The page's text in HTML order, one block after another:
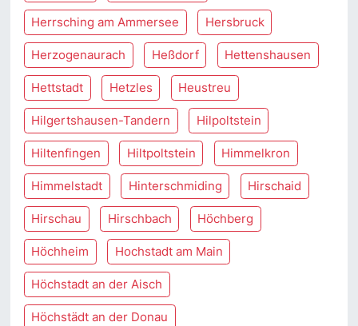
Herrsching am Ammersee Hersbruck
Herzogenaurach Heßdorf Hettenshausen
Hettstadt Hetzles Heustreu
Hilgertshausen-Tandern Hilpoltstein
Hiltenfingen Hiltpoltstein Himmelkron
Himmelstadt Hinterschmiding Hirschaid
Hirschau Hirschbach Höchberg
Höchheim Hochstadt am Main
Höchstadt an der Aisch
Höchstädt an der Donau